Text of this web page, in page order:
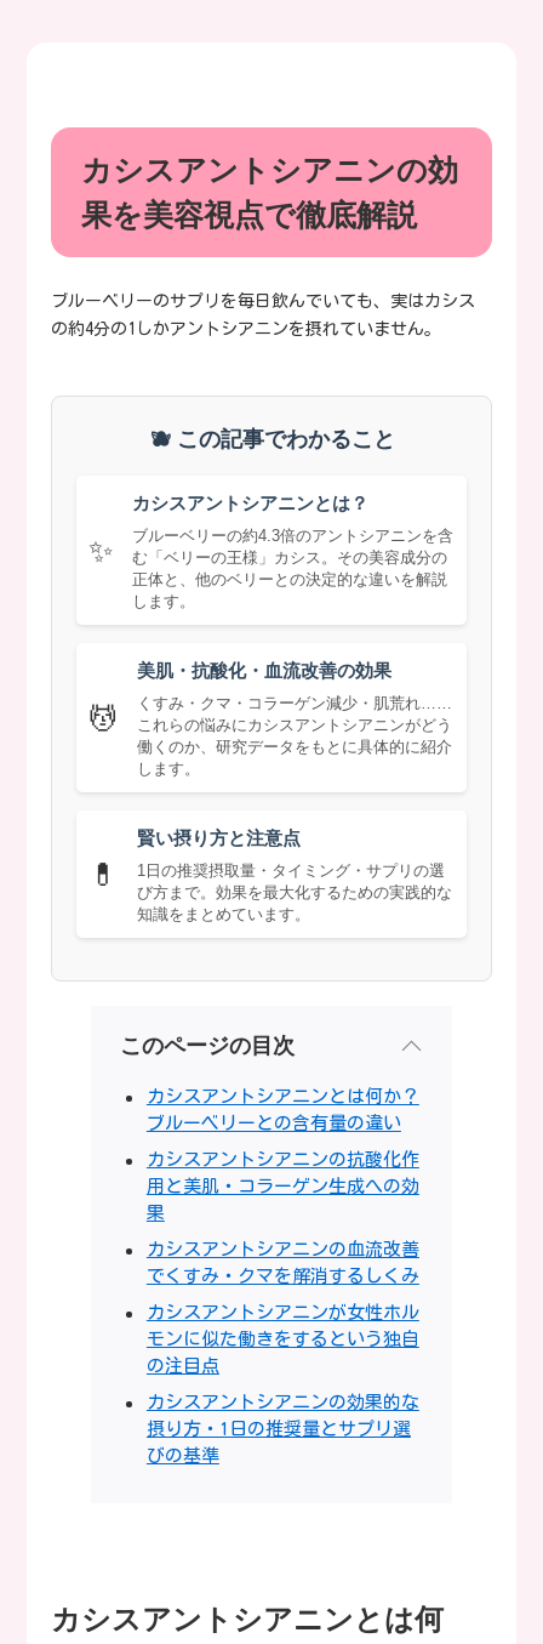
カシスアントシアニンの効
果を美容視点で徹底解説
ブルーベリーのサプリを毎日飲んでいても、実はカシス
の約4分の1しかアントシアニンを摂れていません。
🫐 この記事でわかること
✨
カシスアントシアニンとは？
ブルーベリーの約4.3倍のアントシアニンを含
む「ベリーの王様」カシス。その美容成分の
正体と、他のベリーとの決定的な違いを解説
します。
💆
美肌・抗酸化・血流改善の効果
くすみ・クマ・コラーゲン減少・肌荒れ……
これらの悩みにカシスアントシアニンがどう
働くのか、研究データをもとに具体的に紹介
します。
💊
賢い摂り方と注意点
1日の推奨摂取量・タイミング・サプリの選
び方まで。効果を最大化するための実践的な
知識をまとめています。
このページの目次
カシスアントシアニンとは何か？
ブルーベリーとの含有量の違い
カシスアントシアニンの抗酸化作
用と美肌・コラーゲン生成への効
果
カシスアントシアニンの血流改善
でくすみ・クマを解消するしくみ
カシスアントシアニンが女性ホル
モンに似た働きをするという独自
の注目点
カシスアントシアニンの効果的な
摂り方・1日の推奨量とサプリ選
びの基準
カシスアントシアニンとは何